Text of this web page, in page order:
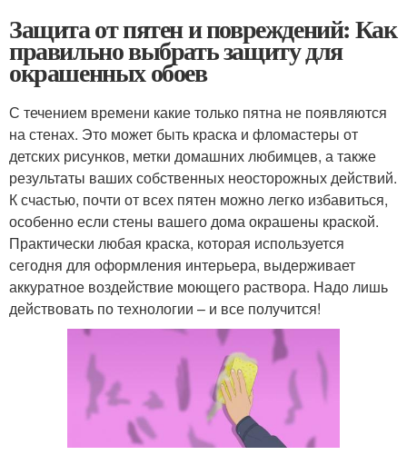
Защита от пятен и повреждений: Как
правильно выбрать защиту для
окрашенных обоев
С течением времени какие только пятна не появляются
на стенах. Это может быть краска и фломастеры от
детских рисунков, метки домашних любимцев, а также
результаты ваших собственных неосторожных действий.
К счастью, почти от всех пятен можно легко избавиться,
особенно если стены вашего дома окрашены краской.
Практически любая краска, которая используется
сегодня для оформления интерьера, выдерживает
аккуратное воздействие моющего раствора. Надо лишь
действовать по технологии – и все получится!